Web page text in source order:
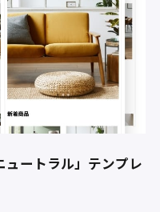
ートラル」テンプレ